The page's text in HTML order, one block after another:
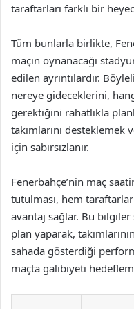
taraftarları farklı bir
Tüm bunlarla birlikte,
maçın oynanacağı
edilen ayrıntılardır.
nereye gideceklerini,
gerektiğini rahatlıkla
takımlarını
için sabırsızlanır.
Fenerbahçe’nin maç
tutulması, hem
avantaj sağlar. Bu
plan yaparak,
sahada gösterdiği
maçta galibiyeti